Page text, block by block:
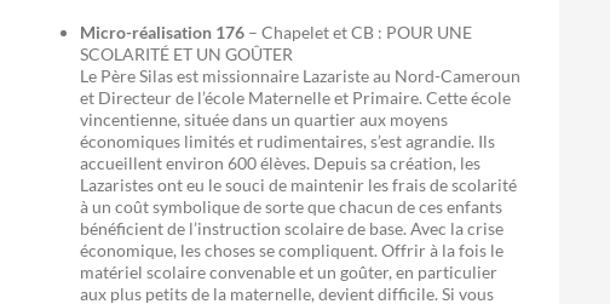
Micro-réalisation 176 – Chapelet et CB : POUR UNE
SCOLARITÉ ET UN GOÛTER
Le Père Silas est missionnaire Lazariste au Nord-Cameroun
et Directeur de l’école Maternelle et Primaire. Cette école
vincentienne, située dans un quartier aux moyens
économiques limités et rudimentaires, s’est agrandie. Ils
accueillent environ 600 élèves. Depuis sa création, les
Lazaristes ont eu le souci de maintenir les frais de scolarité
à un coût symbolique de sorte que chacun de ces enfants
bénéficient de l’instruction scolaire de base. Avec la crise
économique, les choses se compliquent. Offrir à la fois le
matériel scolaire convenable et un goûter, en particulier
aux plus petits de la maternelle, devient difficile. Si vous